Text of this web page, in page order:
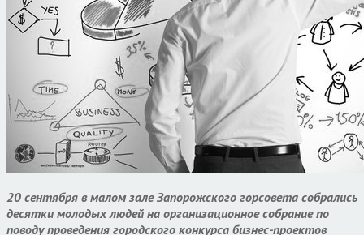
20 сентября в малом зале Запорожского горсовета собрались
десятки молодых людей на организационное собрание по
поводу проведения городского конкурса бизнес-проектов